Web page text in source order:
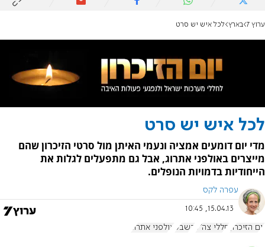
ערוץ 7 בארץ לכל איש יש סרט
לכל איש יש סרט
מדי יום דומעים אמציה ונעמי האיתן מול סרטי הזיכרון שהם
מייצרים באולפני אתרוג, אבל גם מתפעלים לגלות את
הייחודיות בדמויות הנופלים.
עפרה לקס
15.04.13, 10:45
יום הזיכרון חללי צה"ל בשבע אולפני אתרוג